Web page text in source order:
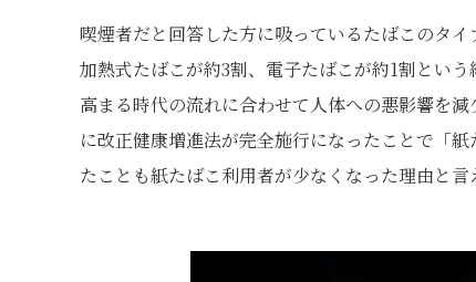
喫煙者だと回答した方に吸っているたばこのタ
加熱式たばこが約3割、電子たばこが約1割とい
高まる時代の流れに合わせて人体への悪影響を
に改正健康増進法が完全施行になったことで「
たことも紙たばこ利用者が少なくなった理由と言